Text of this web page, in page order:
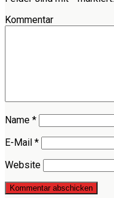
Kommentar
Name *
E-Mail *
Website